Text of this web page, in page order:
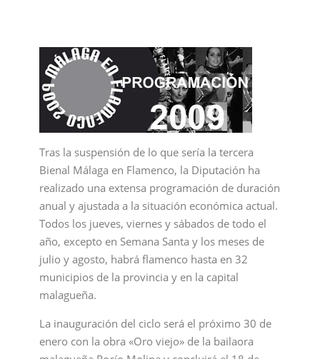
Tras la suspensión de lo que sería la tercera
Bienal Málaga en Flamenco, la Diputación ha
realizado una extensa programación de duración
anual y ajustada a la situación económica actual.
Todos los jueves, viernes y sábados de todo el
año, excepto en Semana Santa y los meses de
julio y agosto, habrá flamenco hasta en 32
municipios de la provincia y en la capital
malagueña.
La inauguración del ciclo será el próximo 30 de
enero con la obra «Oro viejo» de la bailaora